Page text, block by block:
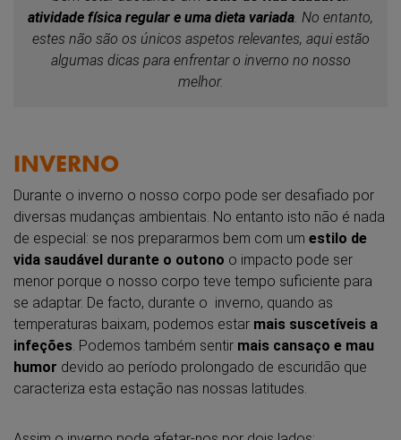
atividade física regular e uma dieta variada. No entanto,
estes não são os únicos aspetos relevantes, aqui estão
algumas dicas para enfrentar o inverno no nosso
melhor.
INVERNO
Durante o inverno o nosso corpo pode ser desafiado por
diversas mudanças ambientais. No entanto isto não é nada
de especial: se nos prepararmos bem com um estilo de
vida saudável durante o outono o impacto pode ser
menor porque o nosso corpo teve tempo suficiente para
se adaptar. De facto, durante o inverno, quando as
temperaturas baixam, podemos estar mais suscetíveis a
infeções. Podemos também sentir mais cansaço e mau
humor devido ao período prolongado de escuridão que
caracteriza esta estação nas nossas latitudes.